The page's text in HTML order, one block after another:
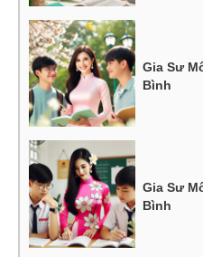
Gia Sư
Bình
Gia Sư
Bình